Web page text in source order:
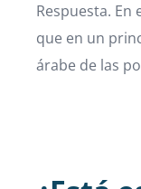
Respuesta.
que en un
árabe de las